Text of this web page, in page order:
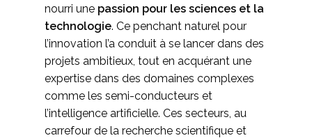
nourri une passion pour les sciences et la
technologie. Ce penchant naturel pour
l’innovation l’a conduit à se lancer dans des
projets ambitieux, tout en acquérant une
expertise dans des domaines complexes
comme les semi-conducteurs et
l’intelligence artificielle. Ces secteurs, au
carrefour de la recherche scientifique et